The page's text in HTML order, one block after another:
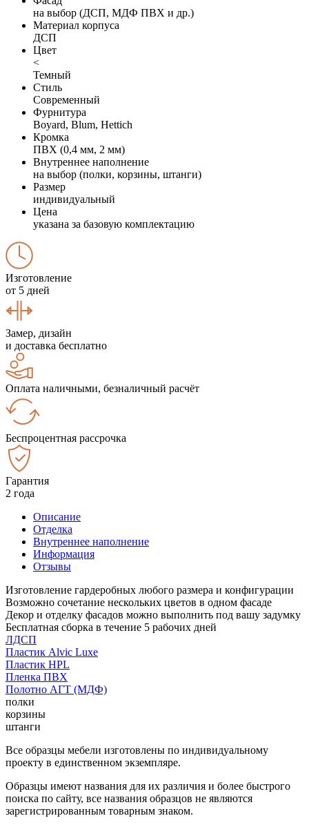
на выбор (ДСП, МДФ ПВХ и др.)
Материал корпуса
ДСП
Цвет
<
Темный
Стиль
Современный
Фурнитура
Boyard, Blum, Hettich
Кромка
ПВХ (0,4 мм, 2 мм)
Внутреннее наполнение
на выбор (полки, корзины, штанги)
Размер
индивидуальный
Цена
указана за базовую комплектацию
Изготовление
от 5 дней
Замер, дизайн
и доставка бесплатно
Оплата наличными, безналичный расчёт
Беспроцентная рассрочка
Гарантия
2 года
Описание
Отделка
Внутреннее наполнение
Информация
Отзывы
Изготовление гардеробных любого размера и конфигурации
Возможно сочетание нескольких цветов в одном фасаде
Декор и отделку фасадов можно выполнить под вашу задумку
Бесплатная сборка в течение 5 рабочих дней
ЛДСП
Пластик Alvic Luxe
Пластик HPL
Пленка ПВХ
Полотно АГТ (МДФ)
полки
корзины
штанги
Все образцы мебели изготовлены по индивидуальному
проекту в единственном экземпляре.
Образцы имеют названия для их различия и более быстрого
поиска по сайту, все названия образцов не являются
зарегистрированным товарным знаком.